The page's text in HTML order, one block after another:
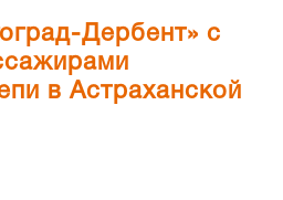
Дербент» с
в Астраханской